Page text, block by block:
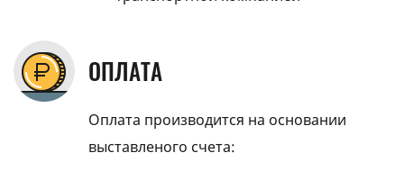
ОПЛАТА
Оплата производится на основании
выставленого счета: